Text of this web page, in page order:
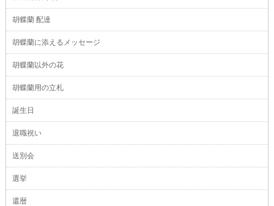
胡蝶蘭 配達
胡蝶蘭に添えるメッセージ
胡蝶蘭以外の花
胡蝶蘭用の立札
誕生日
退職祝い
送別会
選挙
還暦